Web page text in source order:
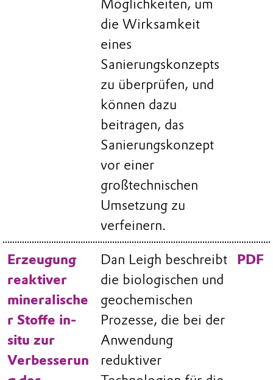
Möglichkeiten, um
die Wirksamkeit
eines
Sanierungskonzepts
zu überprüfen, und
können dazu
beitragen, das
Sanierungskonzept
vor einer
großtechnischen
Umsetzung zu
verfeinern.
Erzeugung
reaktiver
mineralische
r Stoffe in-
situ zur
Verbesserun
Dan Leigh beschreibt
die biologischen und
geochemischen
Prozesse, die bei der
Anwendung
reduktiver
PDF